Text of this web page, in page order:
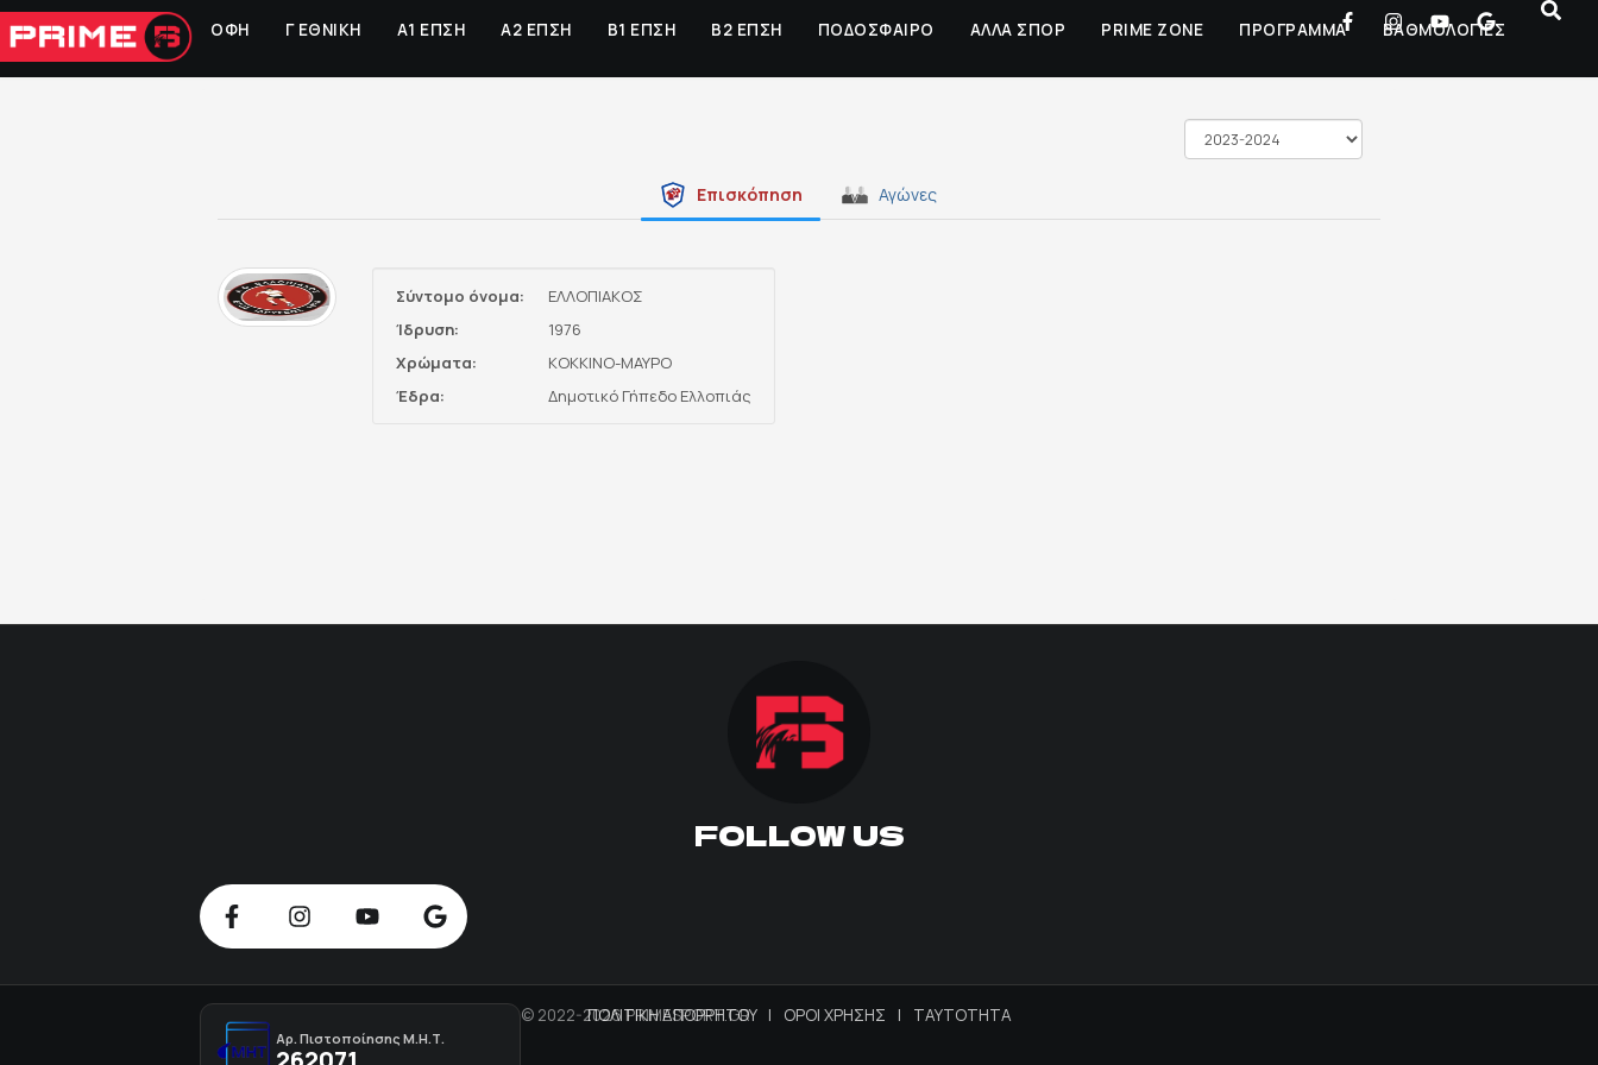
ΟΦΗ Γ ΕΘΝΙΚΗ Α1 ΕΠΣΗ Α2 ΕΠΣΗ Β1 ΕΠΣΗ Β2 ΕΠΣΗ ΠΟΔΟΣΦΑΙΡΟ ΑΛΛΑ ΣΠΟΡ PRIME ZONE ΠΡΟΓΡΑΜΜΑ ΒΑΘΜΟΛΟΓΙΕΣ
Επισκόπηση Αγώνες
Σύντομο όνομα:
ΕΛΛΟΠΙΑΚΟΣ
Ίδρυση:
1976
Χρώματα:
ΚΟΚΚΙΝΟ-ΜΑΥΡΟ
Έδρα:
Δημοτικό Γήπεδο Ελλοπιάς
FOLLOW US
Αρ. Πιστοποίησης Μ.Η.Τ.
ΠΟΛΙΤΙΚΗ ΑΠΟΡΡΗΤΟΥ | ΟΡΟΙ ΧΡΗΣΗΣ | ΤΑΥΤΟΤΗΤΑ
© 2022-2026 PRIMESPORT.GR